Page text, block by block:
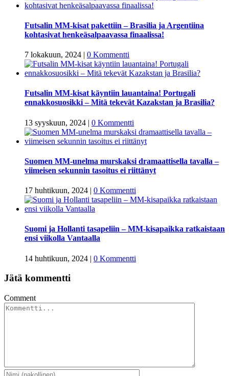
Futsalin MM-kisat pakettiin – Brasilia ja Argentiina
kohtasivat henkeäsalpaavassa finaalissa!
7 lokakuun, 2024 | 0 Kommentti
Futsalin MM-kisat käyntiin lauantaina! Portugali
ennakkosuosikki – Mitä tekevät Kazakstan ja Brasilia?
13 syyskuun, 2024 | 0 Kommentti
Suomen MM-unelma murskaksi dramaattisella tavalla –
viimeisen sekunnin tasoitus ei riittänyt
17 huhtikuun, 2024 | 0 Kommentti
Suomi ja Hollanti tasapeliin – MM-kisapaikka ratkaistaan
ensi viikolla Vantaalla
14 huhtikuun, 2024 | 0 Kommentti
Jätä kommentti
Comment